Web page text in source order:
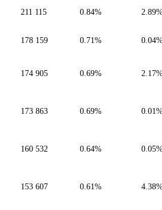
211 115 0.84%
178 159 0.71%
174 905 0.69%
173 863 0.69%
160 532 0.64%
153 607 0.61%